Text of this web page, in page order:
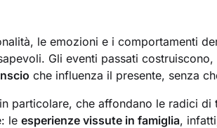
le emozioni e i comportamenti
Gli eventi passati costruiscono,
che influenza il presente, senza
in particolare, che affondano le radici
le esperienze vissute in famiglia,